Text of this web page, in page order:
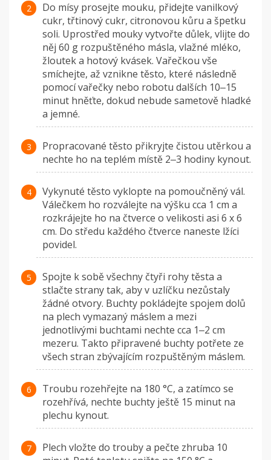
Do mísy prosejte mouku, přidejte vanilkový
cukr, třtinový cukr, citronovou kůru a špetku
soli. Uprostřed mouky vytvořte důlek, vlijte do
něj 60 g rozpuštěného másla, vlažné mléko,
žloutek a hotový kvásek. Vařečkou vše
smíchejte, až vznikne těsto, které následně
pomocí vařečky nebo robotu dalších 10‒15
minut hněťte, dokud nebude sametově hladké
a jemné.
Propracované těsto přikryjte čistou utěrkou a
nechte ho na teplém místě 2‒3 hodiny kynout.
Vykynuté těsto vyklopte na pomoučněný vál.
Válečkem ho rozválejte na výšku cca 1 cm a
rozkrájejte ho na čtverce o velikosti asi 6 x 6
cm. Do středu každého čtverce naneste lžíci
povidel.
Spojte k sobě všechny čtyři rohy těsta a
stlačte strany tak, aby v uzlíčku nezůstaly
žádné otvory. Buchty pokládejte spojem dolů
na plech vymazaný máslem a mezi
jednotlivými buchtami nechte cca 1‒2 cm
mezeru. Takto připravené buchty potřete ze
všech stran zbývajícím rozpuštěným máslem.
Troubu rozehřejte na 180 °C, a zatímco se
rozehřívá, nechte buchty ještě 15 minut na
plechu kynout.
Plech vložte do trouby a pečte zhruba 10